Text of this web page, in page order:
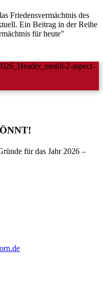
Friedensvermächtnis des
Ein Beitrag in der Reihe
für heute"
für das Jahr 2026 –